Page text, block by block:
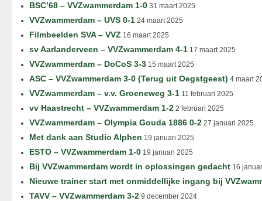
BSC’68 – VVZwammerdam 1-0 31 maart 2025
VVZwammerdam – UVS 0-1 24 maart 2025
Filmbeelden SVA – VVZ 16 maart 2025
sv Aarlanderveen – VVZwammerdam 4-1 17 maart 2025
VVZwammerdam – DoCoS 3-3 15 maart 2025
ASC – VVZwammerdam 3-0 (Terug uit Oegstgeest) 4 maart
VVZwammerdam – v.v. Groeneweg 3-1 11 februari 2025
vv Haastrecht – VVZwammerdam 1-2 2 februari 2025
VVZwammerdam – Olympia Gouda 1886 0-2 27 januari 2025
Met dank aan Studio Alphen 19 januari 2025
ESTO – VVZwammerdam 1-0 19 januari 2025
Bij VVZwammerdam wordt in oplossingen gedacht 16
Nieuwe trainer start met onmiddellijke ingang bij
TAVV – VVZwammerdam 3-2 9 december 2024